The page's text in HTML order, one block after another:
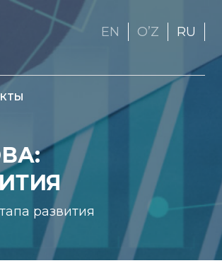
EN OʼZ RU
развития